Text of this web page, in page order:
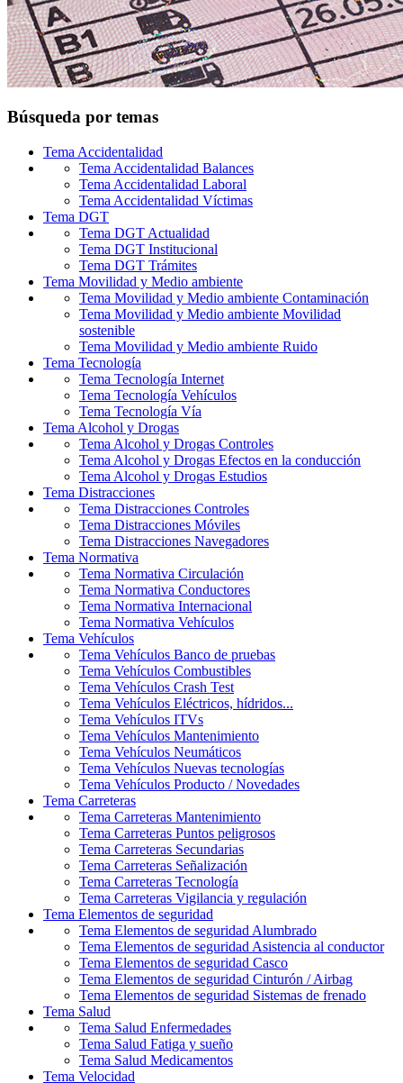
Búsqueda por temas
Tema Accidentalidad
Tema Accidentalidad Balances
Tema Accidentalidad Laboral
Tema Accidentalidad Víctimas
Tema DGT
Tema DGT Actualidad
Tema DGT Institucional
Tema DGT Trámites
Tema Movilidad y Medio ambiente
Tema Movilidad y Medio ambiente Contaminación
Tema Movilidad y Medio ambiente Movilidad
sostenible
Tema Movilidad y Medio ambiente Ruido
Tema Tecnología
Tema Tecnología Internet
Tema Tecnología Vehículos
Tema Tecnología Vía
Tema Alcohol y Drogas
Tema Alcohol y Drogas Controles
Tema Alcohol y Drogas Efectos en la conducción
Tema Alcohol y Drogas Estudios
Tema Distracciones
Tema Distracciones Controles
Tema Distracciones Móviles
Tema Distracciones Navegadores
Tema Normativa
Tema Normativa Circulación
Tema Normativa Conductores
Tema Normativa Internacional
Tema Normativa Vehículos
Tema Vehículos
Tema Vehículos Banco de pruebas
Tema Vehículos Combustibles
Tema Vehículos Crash Test
Tema Vehículos Eléctricos, hídridos...
Tema Vehículos ITVs
Tema Vehículos Mantenimiento
Tema Vehículos Neumáticos
Tema Vehículos Nuevas tecnologías
Tema Vehículos Producto / Novedades
Tema Carreteras
Tema Carreteras Mantenimiento
Tema Carreteras Puntos peligrosos
Tema Carreteras Secundarias
Tema Carreteras Señalización
Tema Carreteras Tecnología
Tema Carreteras Vigilancia y regulación
Tema Elementos de seguridad
Tema Elementos de seguridad Alumbrado
Tema Elementos de seguridad Asistencia al conductor
Tema Elementos de seguridad Casco
Tema Elementos de seguridad Cinturón / Airbag
Tema Elementos de seguridad Sistemas de frenado
Tema Salud
Tema Salud Enfermedades
Tema Salud Fatiga y sueño
Tema Salud Medicamentos
Tema Velocidad